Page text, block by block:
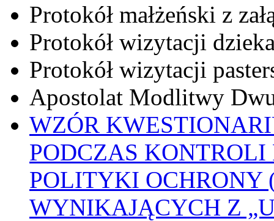
Protokół małżeński z
Protokół wizytacji
Protokół wizytacji
Apostolat Modlitwy
WZÓR
PODCZAS
POLITYKI OCHRONY
WYNIKAJĄCYCH Z